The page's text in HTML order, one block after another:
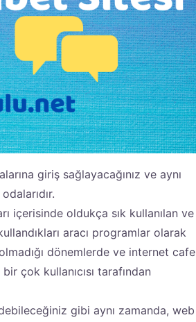
giriş sağlayacağınız ve aynı
içerisinde oldukça sık kullanılan ve
aracı programlar olarak
dönemlerde ve internet cafe
çok kullanıcısı tarafından
gibi aynı zamanda, web